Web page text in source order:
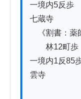
一境内5反歩
七蔵寺
《割書：薬
林12町歩　
一境内1反85
雲寺
十